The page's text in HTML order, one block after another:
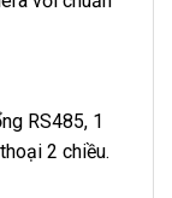
RS485, 1
2 chiều.